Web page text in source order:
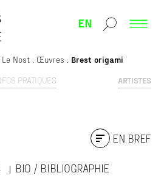
EN
PRATIQUES ARTISTES
Le Nost Œuvres Brest origami
BIO / BIBLIOGRAPHIE
EN BREF